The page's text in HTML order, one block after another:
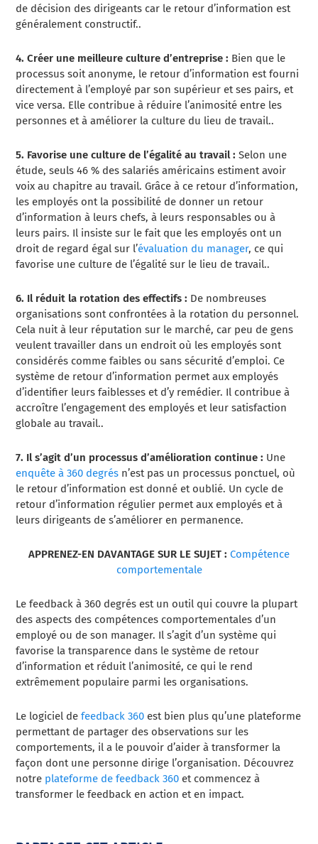
de décision des dirigeants car le retour d’information est
généralement constructif..
4. Créer une meilleure culture d’entreprise : Bien que le
processus soit anonyme, le retour d’information est fourni
directement à l’employé par son supérieur et ses pairs, et
vice versa. Elle contribue à réduire l’animosité entre les
personnes et à améliorer la culture du lieu de travail..
5. Favorise une culture de l’égalité au travail :Selon une
étude, seuls 46 % des salariés américains estiment avoir
voix au chapitre au travail. Grâce à ce retour d’information,
les employés ont la possibilité de donner un retour
d’information à leurs chefs, à leurs responsables ou à
leurs pairs. Il insiste sur le fait que les employés ont un
droit de regard égal sur l’évaluation du manager, ce qui
favorise une culture de l’égalité sur le lieu de travail..
6. Il réduit la rotation des effectifs : De nombreuses
organisations sont confrontées à la rotation du personnel.
Cela nuit à leur réputation sur le marché, car peu de gens
veulent travailler dans un endroit où les employés sont
considérés comme faibles ou sans sécurité d’emploi. Ce
système de retour d’information permet aux employés
d’identifier leurs faiblesses et d’y remédier. Il contribue à
accroître l’engagement des employés et leur satisfaction
globale au travail..
7. Il s’agit d’un processus d’amélioration continue : Une
enquête à 360 degrés n’est pas un processus ponctuel, où
le retour d’information est donné et oublié. Un cycle de
retour d’information régulier permet aux employés et à
leurs dirigeants de s’améliorer en permanence.
APPRENEZ-EN DAVANTAGE SUR LE SUJET : Compétence
comportementale
Le feedback à 360 degrés est un outil qui couvre la plupart
des aspects des compétences comportementales d’un
employé ou de son manager. Il s’agit d’un système qui
favorise la transparence dans le système de retour
d’information et réduit l’animosité, ce qui le rend
extrêmement populaire parmi les organisations.
Le logiciel defeedback 360 est bien plus qu’une plateforme
permettant de partager des observations sur les
comportements, il a le pouvoir d’aider à transformer la
façon dont une personne dirige l’organisation. Découvrez
notre plateforme de feedback 360 et commencez à
transformer le feedback en action et en impact.